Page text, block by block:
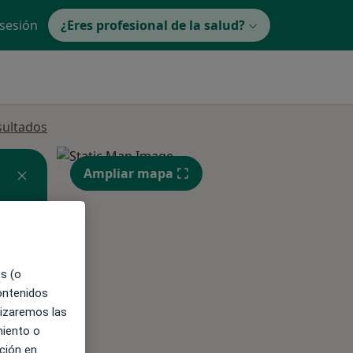
¿Eres profesional de la salud?
Ampliar mapa
(o
las
o
en